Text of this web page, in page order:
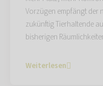
Vorzügen empfängt der
zukünftig Tierhaltende
bisherigen
Weiterlesen